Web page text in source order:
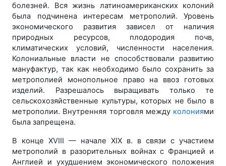
болезней. Вся жизнь латиноамериканских колоний
была подчинена интересам метрополий. Уровень
экономического развития зависел от наличия
природных ресурсов, плодородия почв,
климатических условий, численности населения.
Колониальные власти не способствовали развитию
мануфактур, так как необходимо было сохранить за
метрополией монопольное право на ввоз готовых
изделий. Разрешалось выращивать только те
сельскохозяйственные культуры, которых не было в
метрополии. Внутренняя торговля между колониями
была запрещена.
В конце XVIII — начале XIX в. в связи с участием
метрополий в разорительных войнах с Францией и
Англией и ухудшением экономического положения